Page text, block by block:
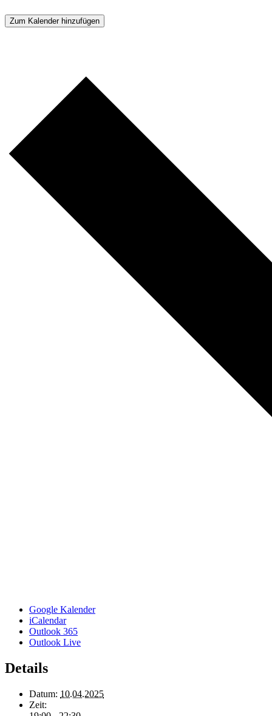
Zum Kalender hinzufügen
Google Kalender
iCalendar
Outlook 365
Outlook Live
Details
Datum: 10.04.2025
Zeit: